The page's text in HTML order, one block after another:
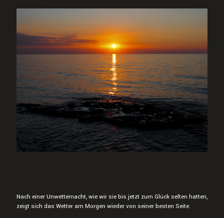
Nach einer Unwetternacht, wie wir sie bis jetzt zum Glück selten hatten,
zeigt sich das Wetter am Morgen wieder von seiner besten Seite.